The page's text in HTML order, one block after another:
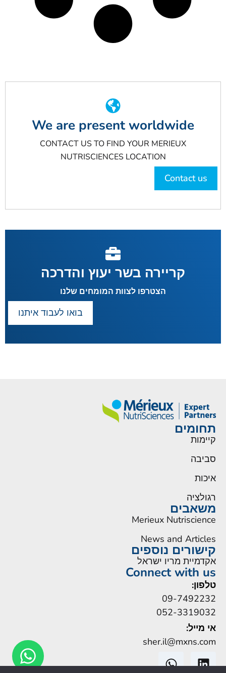
Contact us
We are present worldwide
CONTACT US TO FIND YOUR MERIEUX
NUTRISCIENCES LOCATION
קריירה בשר יעוץ והדרכה
הצטרפו לצוות המומחים שלנו
בואו לעבוד איתנו
תחומים
קיימות
סביבה
איכות
רגולציה
משאבים
Merieux Nutriscience
News and Articles
קישורים נוספים
אקדמיית מריו ישראל
Connect with us
טלפון:
09-7492232
052-3319032
אי מייל:
sher.il@mxns.com